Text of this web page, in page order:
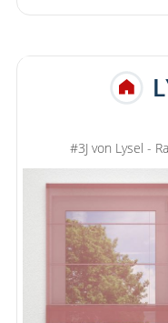
#3J von Lysel -